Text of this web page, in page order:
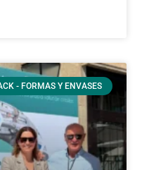
- FORMAS Y ENVASES